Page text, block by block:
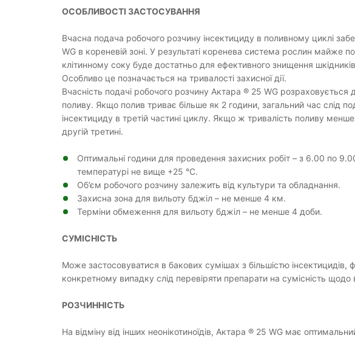
ОСОБЛИВОСТІ ЗАСТОСУВАННЯ
Вчасна подача робочого розчину інсектициду в поливному циклі
WG в кореневій зоні. У результаті коренева система рослин майже
клітинному соку буде достатньо для ефективного знищення
Особливо це позначається на тривалості захисної дії.
Вчасність подачі робочого розчину Актара ® 25 WG розраховується
поливу. Якщо полив триває більше як 2 години, загальний час слід
інсектициду в третій частині циклу. Якщо ж тривалість поливу менше
другій третині.
Оптимальні години для проведення захисних робіт – з 6.00 по
температурі не вище +25 °С.
Об’єм робочого розчину залежить від культури та обладнання.
Захисна зона для вильоту бджіл – не менше 4 км.
Терміни обмеження для вильоту бджіл – не менше 4 доби.
СУМІСНІСТЬ
Може застосовуватися в бакових сумішах з більшістю
конкретному випадку слід перевіряти препарати на сумісність
РОЗЧИННІСТЬ
На відміну від інших неонікотиноїдів, Актара ® 25 WG має